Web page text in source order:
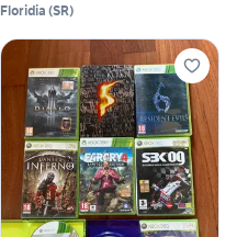
Floridia (SR)